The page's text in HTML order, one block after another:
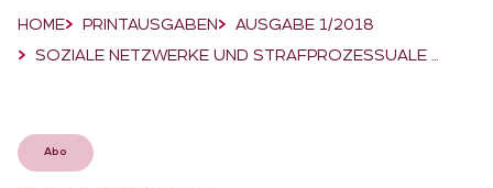
Breadcrumb-Navigation
HOME PRINTAUSGABEN
AUSGABE 1/2018
SOZIALE NETZWERKE UND STRAFPROZESSUALE …
Abo